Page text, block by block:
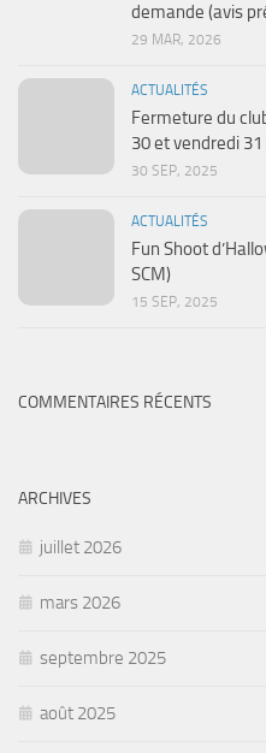
demande (avis
29 MAR, 2026
ACTUALITÉS
Fermeture du
30 et vendredi
30 SEP, 2025
ACTUALITÉS
Fun Shoot
SCM)
15 SEP, 2025
COMMENTAIRES RÉCENTS
ARCHIVES
juillet 2026
mars 2026
septembre 2025
août 2025